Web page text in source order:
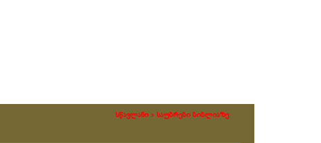
სწავლანი > საუბრები ბიბლიაზე